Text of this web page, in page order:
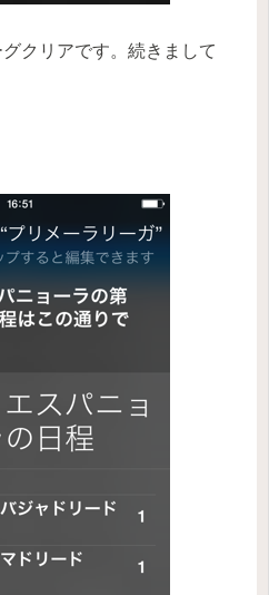
クリアです。続きまして